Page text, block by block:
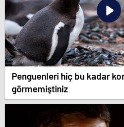
Penguenleri hiç bu kadar
görmemiştiniz